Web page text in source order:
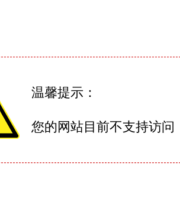
温馨提示：
您的网站目前不支持访